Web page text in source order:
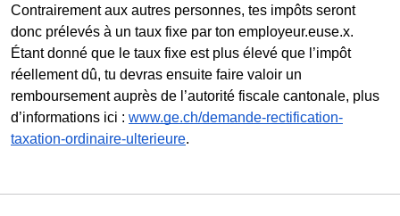
Contrairement aux autres personnes, tes impôts seront
donc prélevés à un taux fixe par ton employeur.euse.x.
Étant donné que le taux fixe est plus élevé que l’impôt
réellement dû, tu devras ensuite faire valoir un
remboursement auprès de l’autorité fiscale cantonale, plus
d’informations ici : www.ge.ch/demande-rectification-
taxation-ordinaire-ulterieure.